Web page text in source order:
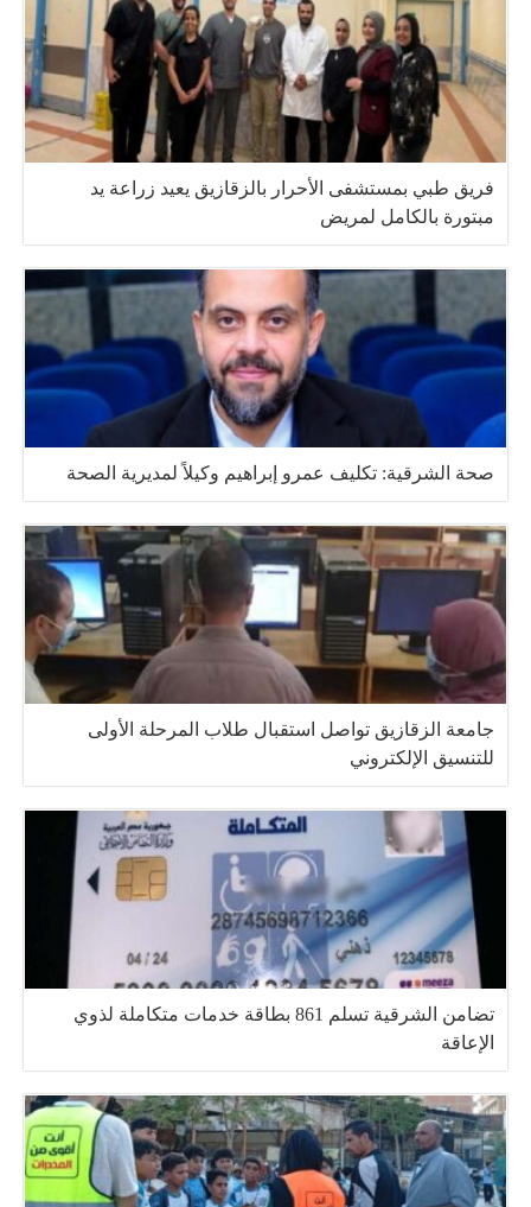
فريق طبي بمستشفى الأحرار بالزقازيق يعيد زراعة يد
مبتورة بالكامل لمريض
صحة الشرقية: تكليف عمرو إبراهيم وكيلاً لمديرية الصحة
جامعة الزقازيق تواصل استقبال طلاب المرحلة الأولى
للتنسيق الإلكتروني
تضامن الشرقية تسلم 861 بطاقة خدمات متكاملة لذوي
الإعاقة